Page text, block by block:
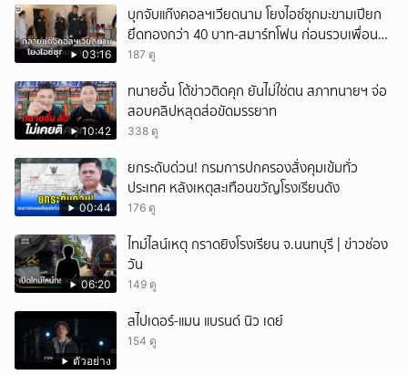
03:16
บุกจับแก๊งคอลฯเวียดนาม โยงไอซ์ซุกมะขามเปียก
ยึดทองกว่า 40 บาท-สมาร์ทโฟน ก่อนรวบเพื่อน
ร่วมทีมหอบเงิน 1.5 แสนติดสินบนคาโรงพัก
187 ดู
10:42
ทนายอั๋น โต้ข่าวติดคุก ยันไม่ใช่ตน สภาทนายฯ จ่อ
สอบคลิปหลุดส่อขัดมรรยาท
338 ดู
00:44
ยกระดับด่วน! กรมการปกครองสั่งคุมเข้มทั่ว
ประเทศ หลังเหตุสะเทือนขวัญโรงเรียนดัง
176 ดู
06:20
ไทม์ไลน์เหตุ กราดยิงโรงเรียน จ.นนทบุรี | ข่าวช่อง
วัน
149 ดู
ตัวอย่าง
สไปเดอร์-แมน แบรนด์ นิว เดย์
154 ดู
ยกเลิก